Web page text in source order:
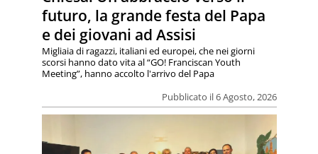
futuro, la grande festa del Papa
e dei giovani ad Assisi
Pubblicato il 6 Agosto, 2026
Migliaia di ragazzi, italiani ed europei, che nei giorni
scorsi hanno dato vita al “GO! Franciscan Youth
Meeting”, hanno accolto l'arrivo del Papa